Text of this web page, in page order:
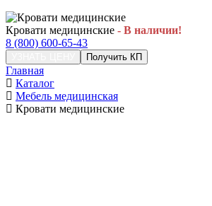
Кровати медицинские - В наличии!
8 (800) 600-65-43
Получить КП
Главная
Каталог
Мебель медицинская
Кровати медицинские